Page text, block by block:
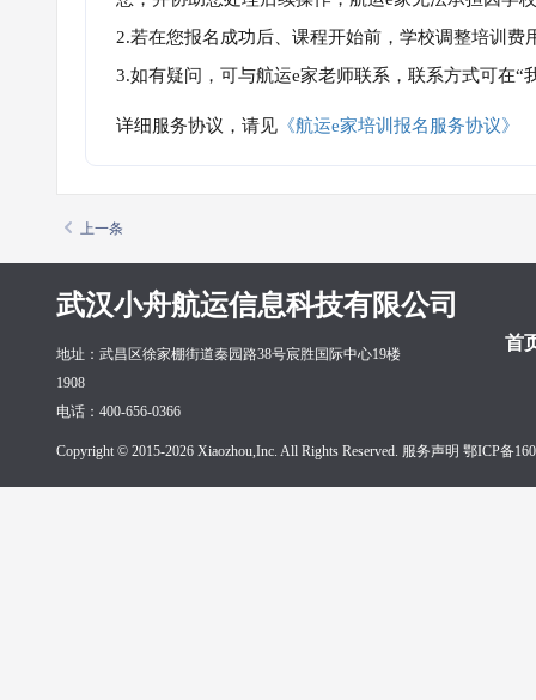
2.若在您报名成功后、课程开始前，学校调整培训
3.如有疑问，可与航运e家老师联系，联系方式可在
详细服务协议，请见 《航运e家培训报名服务协议》
上一条
武汉小舟航运信息科技有限公司
首
地址：武昌区徐家棚街道秦园路38号宸胜国际中心19楼
1908
电话：400-656-0366
Copyright © 2015-2026 Xiaozhou,Inc. All Rights Reserved. 服务声明 鄂ICP备